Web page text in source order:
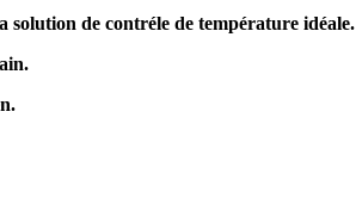
solution de contréle de température idéale.